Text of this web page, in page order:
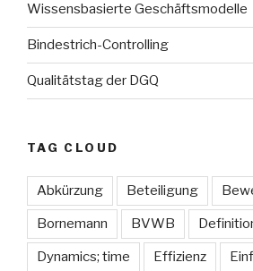
Wissensbasierte Geschäftsmodelle
Bindestrich-Controlling
Qualitätstag der DGQ
TAG CLOUD
Abkürzung Beteiligung
Bornemann BVWB
Dynamics; time Effizienz